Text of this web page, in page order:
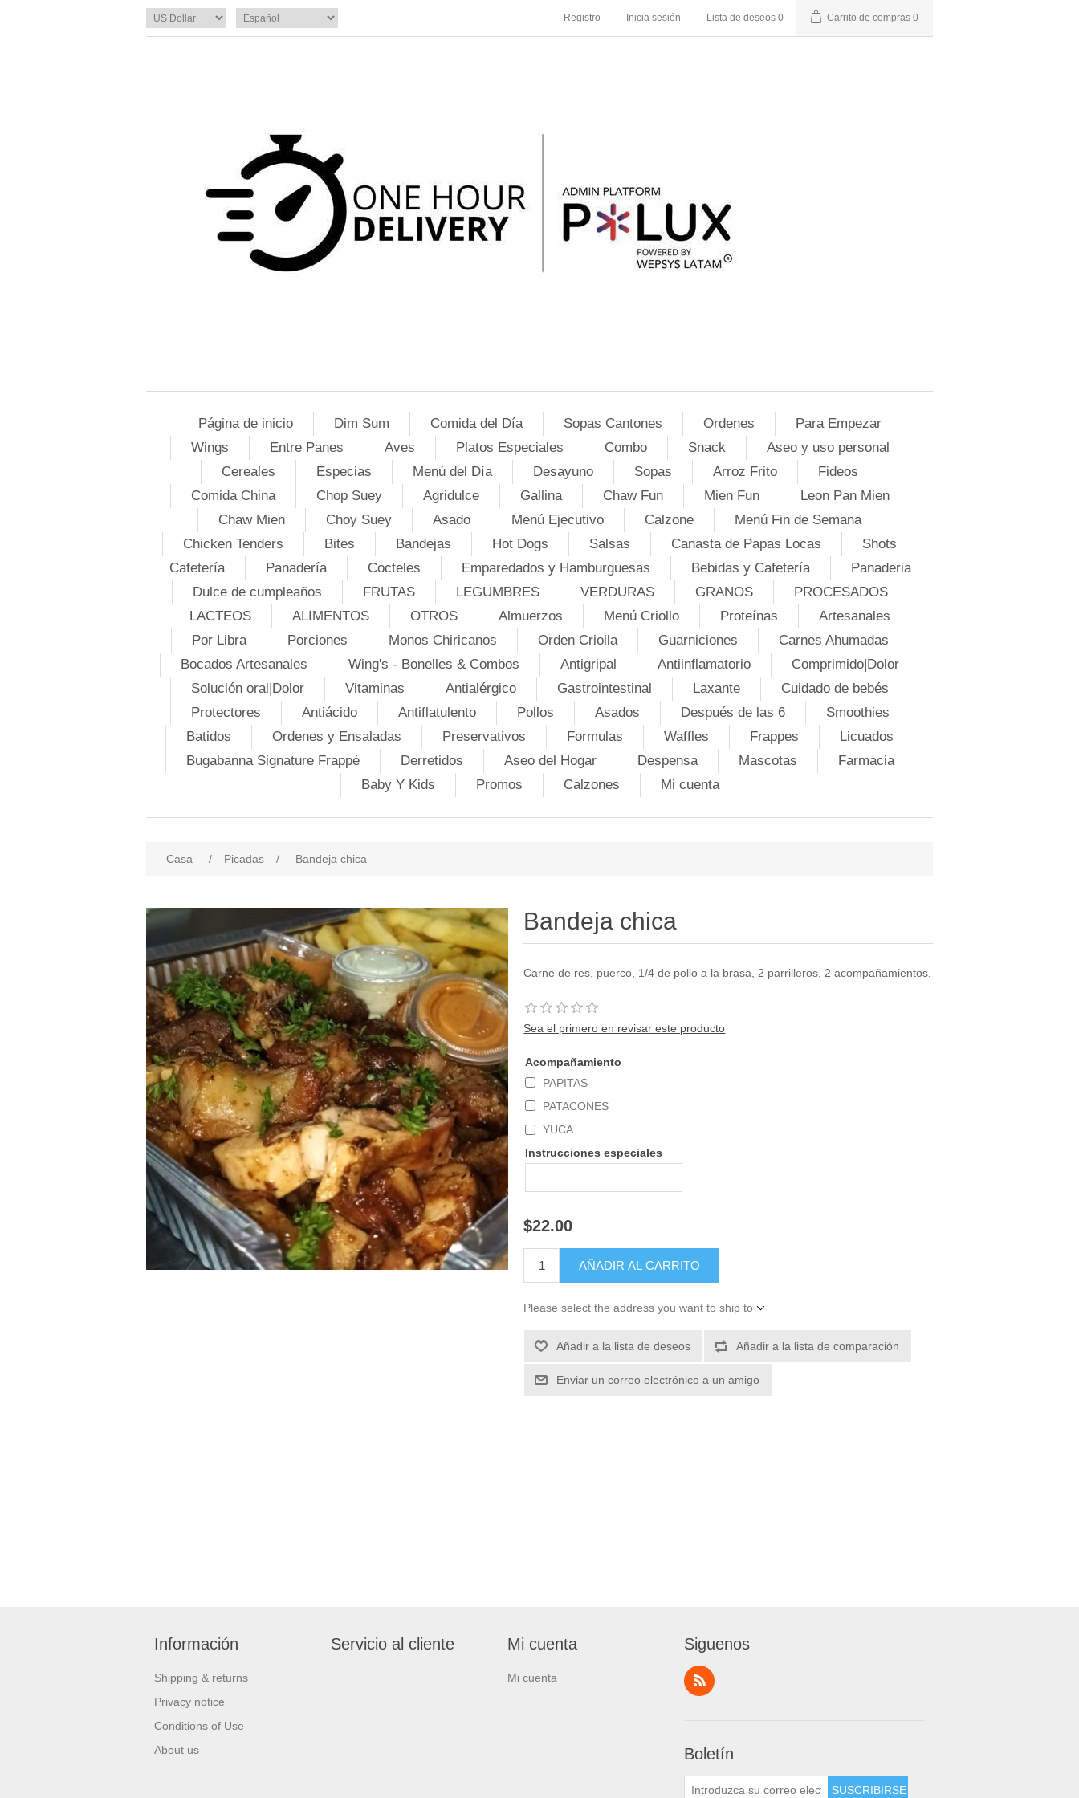
Registro Inicia sesión Lista de deseos 0 Carrito de compras 0
Página de inicio Dim Sum Comida del Día Sopas Cantones Ordenes
Para Empezar
Wings
Entre Panes Aves Platos Especiales Combo Snack
Aseo y uso personal
Cereales
Especias Menú del Día Desayuno Sopas Arroz Frito
Fideos
Comida China
Chop Suey Agridulce Gallina Chaw Fun Mien Fun
Leon Pan Mien
Chaw Mien
Choy Suey Asado Menú Ejecutivo Calzone
Menú Fin de Semana
Chicken Tenders
Bites Bandejas Hot Dogs Salsas Canasta de Papas Locas
Shots
Cafetería
Panadería Cocteles Emparedados y Hamburguesas Bebidas y Cafetería
Panaderia
Dulce de cumpleaños
FRUTAS LEGUMBRES VERDURAS GRANOS
PROCESADOS
LACTEOS
ALIMENTOS OTROS Almuerzos Menú Criollo Proteínas
Artesanales
Por Libra
Porciones Monos Chiricanos Orden Criolla Guarniciones
Carnes Ahumadas
Bocados Artesanales
Wing's - Bonelles & Combos Antigripal Antiinflamatorio
Comprimido|Dolor
Solución oral|Dolor
Vitaminas Antialérgico Gastrointestinal Laxante
Cuidado de bebés
Protectores
Antiácido Antiflatulento Pollos Asados Después de las 6
Smoothies
Batidos
Ordenes y Ensaladas Preservativos Formulas Waffles Frappes
Licuados
Bugabanna Signature Frappé
Derretidos Aseo del Hogar Despensa Mascotas
Farmacia
Baby Y Kids
Promos Calzones Mi cuenta
Casa / Picadas / Bandeja chica
Bandeja chica
Carne de res, puerco, 1/4 de pollo a la brasa, 2 parrilleros, 2 acompañamientos.
Sea el primero en revisar este producto
Acompañamiento
PAPITAS
PATACONES
YUCA
Instrucciones especiales
$22.00
Please select the address you want to ship to
Información
Shipping & returns
Privacy notice
Conditions of Use
About us
Servicio al cliente Mi cuenta
Mi cuenta
Siguenos
Boletín